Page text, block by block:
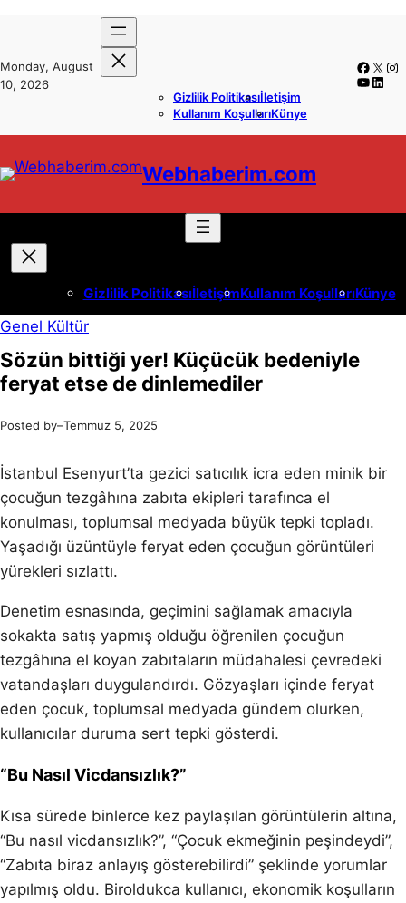
content
Monday, August
10, 2026
Gizlilik Politikasıİletişim
Kullanım KoşullarıKünye
X
Webhaberim.com
Gizlilik PolitikasıİletişimKullanım KoşullarıKünye
Genel Kültür
Sözün bittiği yer! Küçücük bedeniyle
feryat etse de dinlemediler
Posted by–Temmuz 5, 2025
İstanbul Esenyurt’ta gezici satıcılık icra eden minik bir
çocuğun tezgâhına zabıta ekipleri tarafınca el
konulması, toplumsal medyada büyük tepki topladı.
Yaşadığı üzüntüyle feryat eden çocuğun görüntüleri
yürekleri sızlattı.
Denetim esnasında, geçimini sağlamak amacıyla
sokakta satış yapmış olduğu öğrenilen çocuğun
tezgâhına el koyan zabıtaların müdahalesi çevredeki
vatandaşları duygulandırdı. Gözyaşları içinde feryat
eden çocuk, toplumsal medyada gündem olurken,
kullanıcılar duruma sert tepki gösterdi.
“Bu Nasıl Vicdansızlık?”
Kısa sürede binlerce kez paylaşılan görüntülerin altına,
“Bu nasıl vicdansızlık?”, “Çocuk ekmeğinin peşindeydi”,
“Zabıta biraz anlayış gösterebilirdi” şeklinde yorumlar
yapılmış oldu. Biroldukca kullanıcı, ekonomik koşulların